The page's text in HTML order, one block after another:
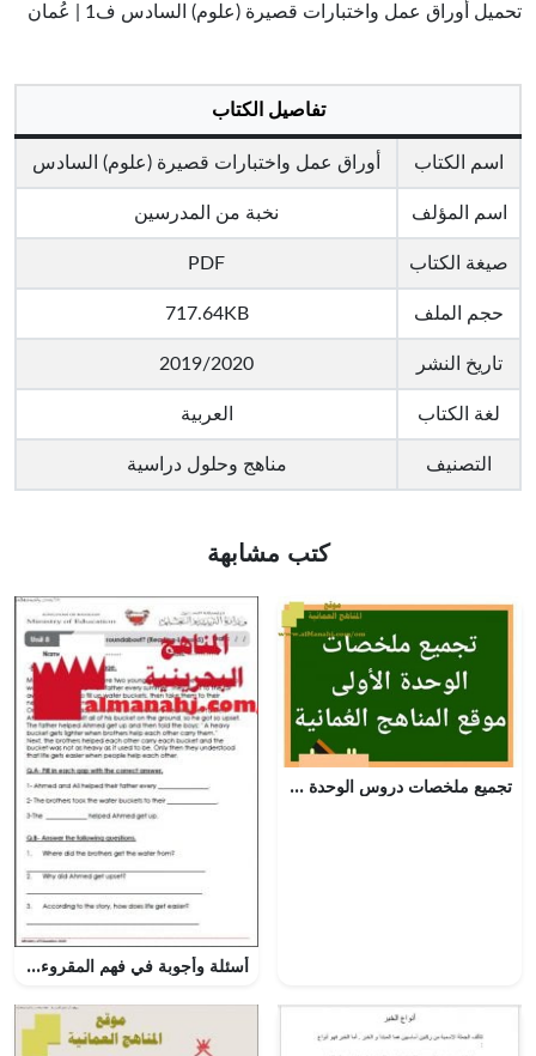
تحميل أوراق عمل واختبارات قصيرة (علوم) السادس ف1 | عُمان
تفاصيل الكتاب
اسم الكتاب أوراق عمل واختبارات قصيرة (علوم) السادس
اسم المؤلف نخبة من المدرسين
صيغة الكتاب PDF
حجم الملف 717.64KB
تاريخ النشر 2019/2020
لغة الكتاب العربية
التصنيف مناهج وحلول دراسية
كتب مشابهة
تجميع ملخصات دروس الوحدة الأولى (علوم) الخامس
أسئلة وأجوبة في فهم المقروء للدرس الخامس في الوحدة الثامنة